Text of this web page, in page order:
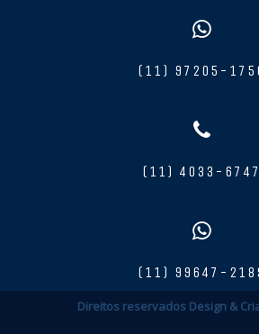
(11) 97205-
(11) 4033-6747
(11) 99647-
RSperandio Empreendimentos Imobiliários
Direitos reservados Design &